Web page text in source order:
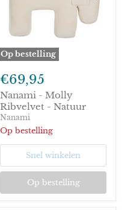
Op bestelling
Molly
Ribvelvet
Natuur
€69,95
Nanami - Molly
Ribvelvet - Natuur
Nanami
Op bestelling
Snel winkelen
Op bestelling